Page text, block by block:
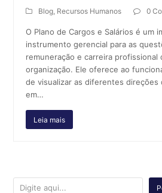
Blog, Recursos Humanos 0
O Plano de Cargos e Salários é um
instrumento gerencial para as
remuneração e carreira profissional
organização. Ele oferece ao
de visualizar as diferentes
em…
Leia mais